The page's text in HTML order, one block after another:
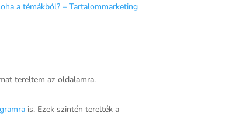
a témákból? – Tartalommarketing
tereltem az oldalamra.
is. Ezek szintén terelték a